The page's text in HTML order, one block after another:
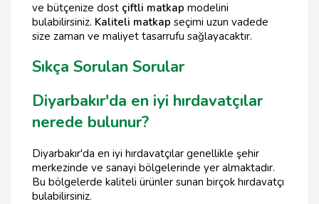
ve bütçenize dost çiftli matkap modelini
bulabilirsiniz. Kaliteli matkap seçimi uzun vadede
size zaman ve maliyet tasarrufu sağlayacaktır.
Sıkça Sorulan Sorular
Diyarbakır'da en iyi hırdavatçılar
nerede bulunur?
Diyarbakır'da en iyi hırdavatçılar genellikle şehir
merkezinde ve sanayi bölgelerinde yer almaktadır.
Bu bölgelerde kaliteli ürünler sunan birçok hırdavatçı
bulabilirsiniz.